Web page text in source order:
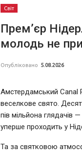
Світ
Прем’єр
молодь не
Опубліковано 5.08.2026
Амстердамський Canal
веселкове свято.
пів мільйона глядачів
уперше проходить у
Та за святковою